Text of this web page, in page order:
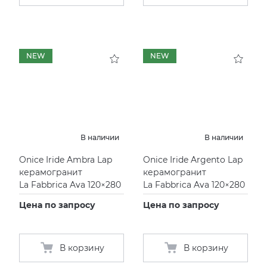
NEW
В наличии
Onice Iride Ambra Lap
керамогранит
La Fabbrica Ava 120×280
Цена по запросу
В корзину
NEW
В наличии
Onice Iride Argento Lap
керамогранит
La Fabbrica Ava 120×280
Цена по запросу
В корзину